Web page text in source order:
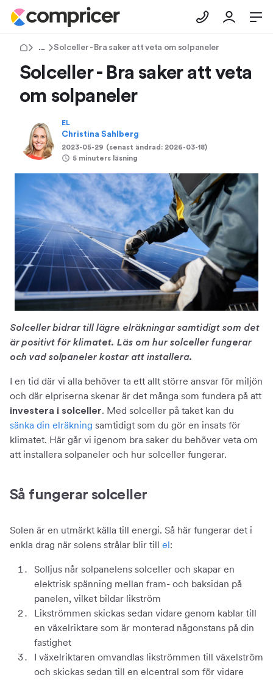
Tips & Råd
Solceller - Bra saker att veta om solpaneler
Solceller - Bra saker att veta
om solpaneler
EL
Christina Sahlberg
2023-05-29 (senast ändrad: 2026-03-18)
5 minuters läsning
Solceller bidrar till lägre elräkningar samtidigt som det
är positivt för klimatet. Läs om hur solceller fungerar
och vad solpaneler kostar att installera.
I en tid där vi alla behöver ta ett allt större ansvar för miljön
och där elpriserna skenar är det många som fundera på att
investera i solceller. Med solceller på taket kan du
sänka din elräkning samtidigt som du gör en insats för
klimatet. Här går vi igenom bra saker du behöver veta om
att installera solpaneler och hur solceller fungerar.
Så fungerar solceller
Solen är en utmärkt källa till energi. Så här fungerar det i
enkla drag när solens strålar blir till el:
Solljus når solpanelens solceller och skapar en
elektrisk spänning mellan fram- och baksidan på
panelen, vilket bildar likström
Likströmmen skickas sedan vidare genom kablar till
en växelriktare som är monterad någonstans på din
fastighet
I växelriktaren omvandlas likströmmen till växelström
och skickas sedan till en elcentral som för vidare